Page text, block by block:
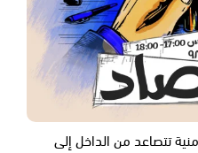
تتصاعد من الداخل إلى